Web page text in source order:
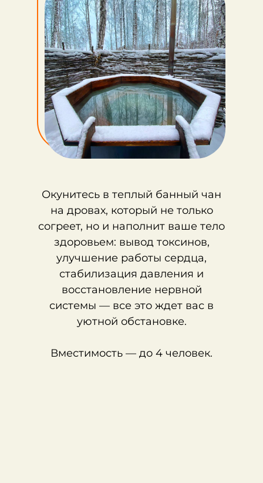
Окунитесь в теплый банный чан
на дровах, который не только
согреет, но и наполнит ваше тело
здоровьем: вывод токсинов,
улучшение работы сердца,
стабилизация давления и
восстановление нервной
системы — все это ждет вас в
уютной обстановке.
Вместимость — до 4 человек.